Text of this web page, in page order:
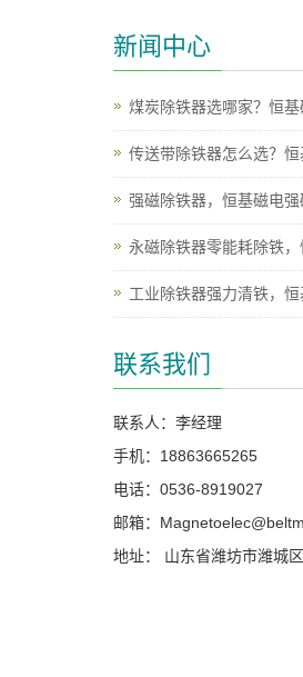
新闻中心
煤炭除铁器选哪家？恒
传送带除铁器怎么选？
强磁除铁器，恒基磁电
永磁除铁器零能耗除铁
工业除铁器强力清铁，
联系我们
联系人：李经理
手机：18863665265
电话：0536-8919027
邮箱：
地址： 山东省潍坊市潍城